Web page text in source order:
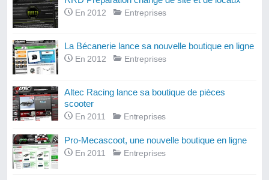
En 2012 Entreprises
La Bécanerie lance sa nouvelle boutique en ligne
En 2012 Entreprises
Altec Racing lance sa boutique de pièces
scooter
En 2011 Entreprises
Pro-Mecascoot, une nouvelle boutique en ligne
En 2011 Entreprises